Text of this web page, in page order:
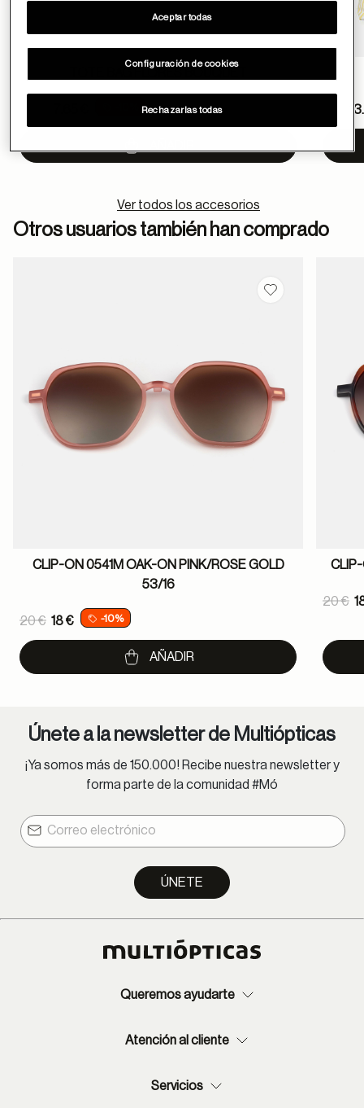
Price reduced from
Ver todos los accesorios
Otros usuarios también han comprado
Guardar en
CLIP-ON 0541M OAK-ON PINK/ROSE GOLD
53/16
Price reduced from
20 €
to
18 € -10%
AÑADIR
20 €
Únete a la newsletter de Multiópticas
¡Ya somos más de 150.000! Recibe nuestra newsletter y
forma parte de la comunidad #Mó
ÚNETE
Queremos ayudarte
Atención al cliente
Servicios
Configuración de cookies
Rechazarlas todas
Aceptar todas